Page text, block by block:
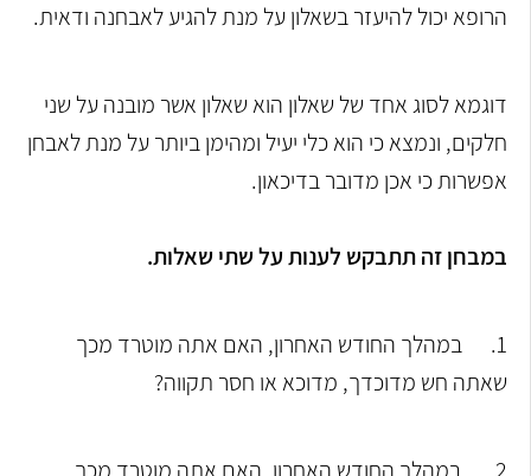
הרופא יכול להיעזר בשאלון על מנת להגיע לאבחנה ודאית.
דוגמא לסוג אחד של שאלון הוא שאלון אשר מובנה על שני
חלקים, ונמצא כי הוא כלי יעיל ומהימן ביותר על מנת לאבחן
אפשרות כי אכן מדובר בדיכאון.
במבחן זה תתבקש לענות על שתי שאלות.
1.
במהלך החודש האחרון, האם אתה מוטרד מכך
שאתה חש מדוכדך, מדוכא או חסר תקווה?